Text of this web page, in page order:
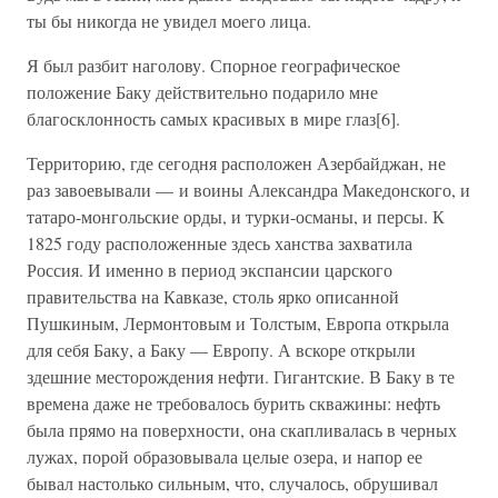
ты бы никогда не увидел моего лица.
Я был разбит наголову. Спорное географическое
положение Баку действительно подарило мне
благосклонность самых красивых в мире глаз[6].
Территорию, где сегодня расположен Азербайджан, не
раз завоевывали — и воины Александра Македонского, и
татаро-монгольские орды, и турки-османы, и персы. К
1825 году расположенные здесь ханства захватила
Россия. И именно в период экспансии царского
правительства на Кавказе, столь ярко описанной
Пушкиным, Лермонтовым и Толстым, Европа открыла
для себя Баку, а Баку — Европу. А вскоре открыли
здешние месторождения нефти. Гигантские. В Баку в те
времена даже не требовалось бурить скважины: нефть
была прямо на поверхности, она скапливалась в черных
лужах, порой образовывала целые озера, и напор ее
бывал настолько сильным, что, случалось, обрушивал